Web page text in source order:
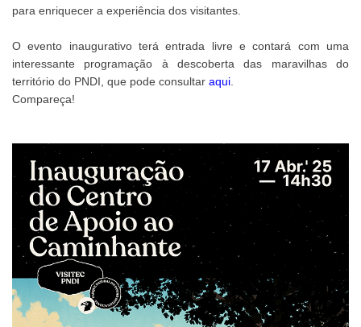
para enriquecer a experiência dos visitantes.
O evento inaugurativo terá entrada livre e contará com uma
interessante programação à descoberta das maravilhas do
território do PNDI, que pode consultar aqui
Compareça!